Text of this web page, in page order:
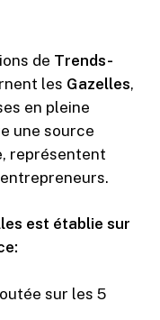
de Trends-
les Gazelles,
en pleine
une source
représentent
est établie sur
sur les 5